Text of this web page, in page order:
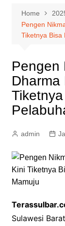
Home
Pengen
Tiketnya Bisa
Pengen
Dharma
admin
Sulawesi